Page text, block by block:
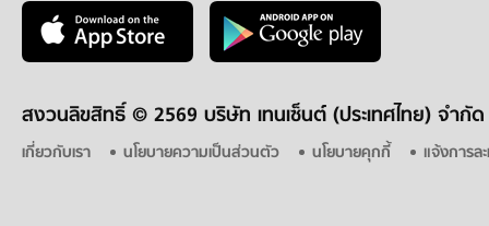
สงวนลิขสิทธิ์ © 2569 บริษัท เทนเซ็นต์ (ประเทศไทย) จำกัด
เกี่ยวกับเรา นโยบายความเป็นส่วนตัว นโยบายคุกกี้ แจ้งการล